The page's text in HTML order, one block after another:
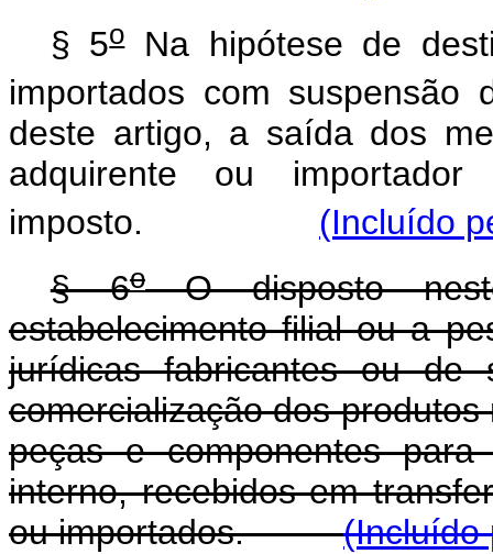
§ 5oNa hipótese de
importados com
deste artigo, a saída dos
adquirente ou
imposto.
(Incluído
§ 6oO disposto
estabelecimento filial ou a
jurídicas fabricantes ou de
comercialização dos
peças e componentes
interno, recebidos em
ou importados.(Incluído